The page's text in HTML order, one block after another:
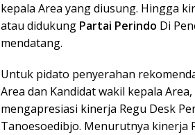
kepala Area yang diusung. Hingga
atau didukung Partai Perindo Di
mendatang.
Untuk pidato penyerahan
Area dan Kandidat wakil kepala
mengapresiasi kinerja Regu Desk
Tanoesoedibjo. Menurutnya kinerja